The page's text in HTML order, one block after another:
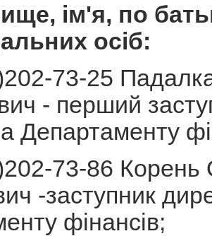
ім'я, по
осіб:
73-25
- перший
Департаменту
73-86 Корень
-заступник
фінансів;